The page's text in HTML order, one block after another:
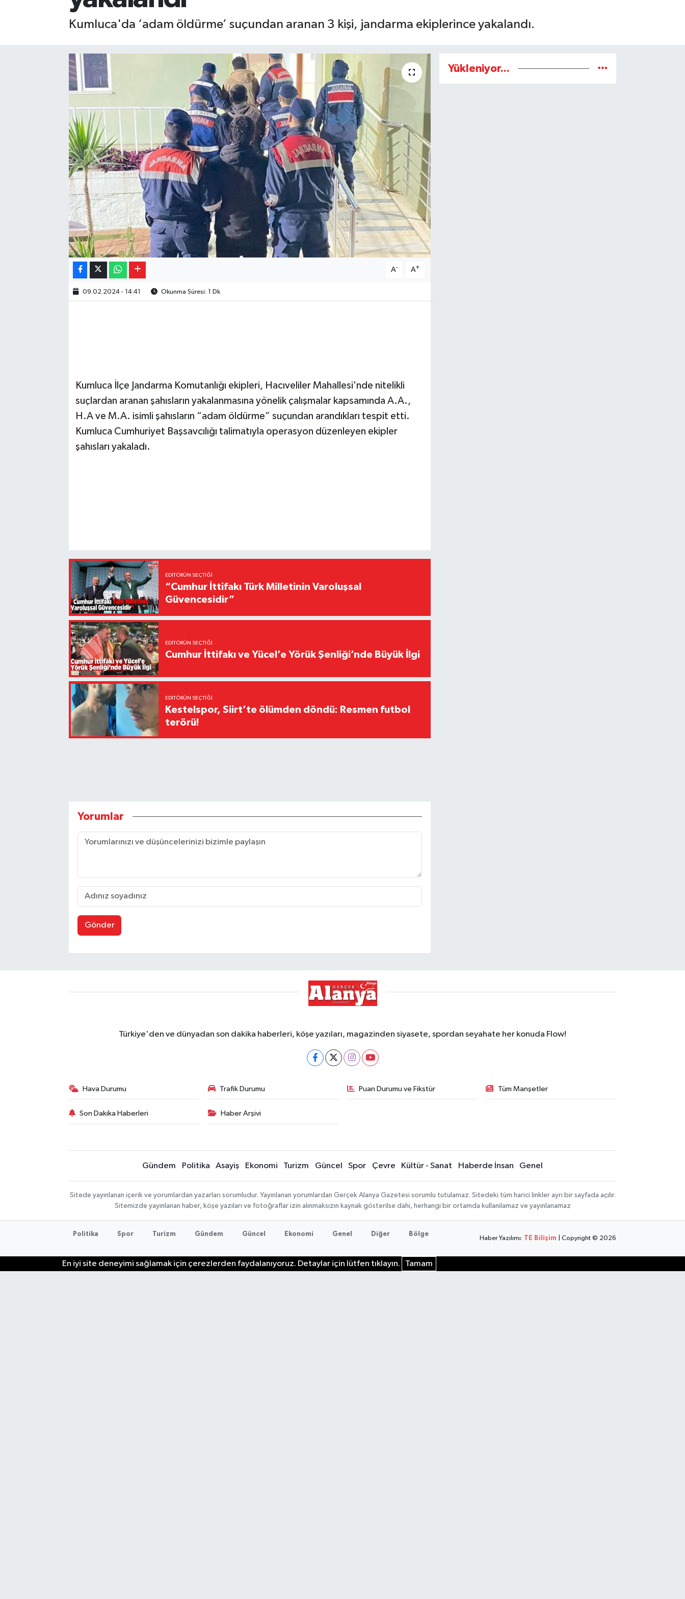
Kumluca'da ‘adam öldürme’ suçundan aranan 3 kişi, jandarma ekiplerince yakalandı.
A- A+
09.02.2024 - 14:41 Okunma Süresi: 1 Dk
Kumluca İlçe Jandarma Komutanlığı ekipleri, Hacıveliler Mahallesi'nde nitelikli
suçlardan aranan şahısların yakalanmasına yönelik çalışmalar kapsamında A.A.,
H.A ve M.A. isimli şahısların “adam öldürme” suçundan arandıkları tespit etti.
Kumluca Cumhuriyet Başsavcılığı talimatıyla operasyon düzenleyen ekipler
şahısları yakaladı.
EDITÖRÜN SEÇTIĞI
“Cumhur İttifakı Türk Milletinin Varoluşsal
Güvencesidir”
EDITÖRÜN SEÇTIĞI
Cumhur İttifakı ve Yücel’e Yörük Şenliği’nde Büyük İlgi
EDITÖRÜN SEÇTIĞI
Kestelspor, Siirt’te ölümden döndü: Resmen futbol
terörü!
Yorumlar
Gönder
Yükleniyor...
Türkiye'den ve dünyadan son dakika haberleri, köşe yazıları, magazinden siyasete, spordan seyahate her konuda Flow!
Hava Durumu Trafik Durumu Puan Durumu ve Fikstür Tüm Manşetler
Son Dakika Haberleri Haber Arşivi
Gündem Politika Asayiş Ekonomi Turizm Güncel Spor Çevre Kültür - Sanat Haberde İnsan Genel
Sitede yayınlanan içerik ve yorumlardan yazarları sorumludur. Yayınlanan yorumlardan Gerçek Alanya Gazetesi sorumlu tutulamaz. Sitedeki tüm harici linkler ayrı bir sayfada açılır.
Sitemizde yayınlanan haber, köşe yazıları ve fotoğraflar izin alınmaksızın kaynak gösterilse dahi, herhangi bir ortamda kullanılamaz ve yayınlanamaz
Politika Spor Turizm Gündem Güncel Ekonomi Genel Diğer Bölge
Haber Yazılımı: TE Bilişim | Copyright © 2026
En iyi site deneyimi sağlamak için çerezlerden faydalanıyoruz. Detaylar için lütfen tıklayın. Tamam
Gizlilik İlkeleri - Privacy Policy